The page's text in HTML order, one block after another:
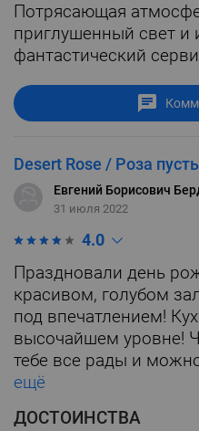
Потрясающая
приглушенный свет и
фантастический
Desert Rose / Роза
Евгений Борисович
31 июля 2022
4.0
Праздновали день
красивом, голубом
под впечатлением!
высочайшем уровне!
тебе все рады и
ещё
ДОСТОИНСТВА